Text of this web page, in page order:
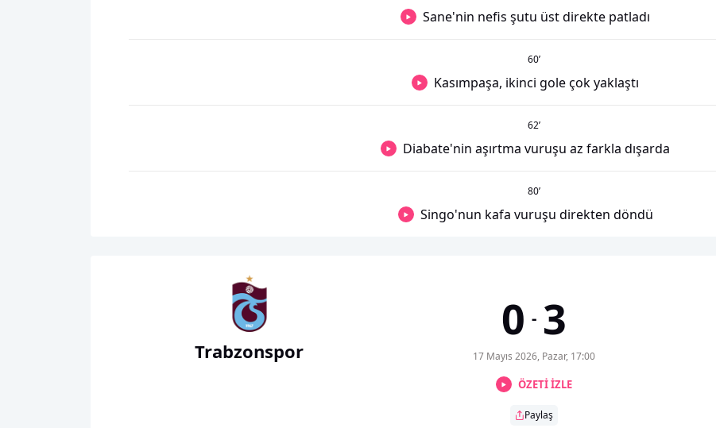
Sane'nin nefis şutu üst direkte patladı
60’
Kasımpaşa, ikinci gole çok yaklaştı
62’
Diabate'nin aşırtma vuruşu az farkla dışarda
80’
Singo'nun kafa vuruşu direkten döndü
Trabzonspor
0 - 3
17 Mayıs 2026, Pazar, 17:00
ÖZETİ İZLE
Paylaş